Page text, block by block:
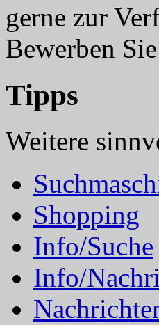
gerne zur
Bewerben
Tipps
Weitere
Shopping
Info/Suche
Info/